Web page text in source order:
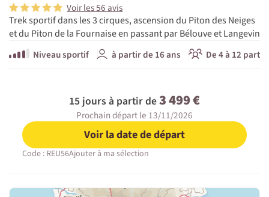
Voir les 56 avis
Trek sportif dans les 3 cirques, ascension du Piton des Neiges
et du Piton de la Fournaise en passant par Bélouve et Langevin
Niveau sportif
à partir de 16 ans De 4 à 12
15 jours à partir de3 499 €
Prochain départ le 13/11/2026
Voir la date de départ
Code : REU56Ajouter à ma sélection